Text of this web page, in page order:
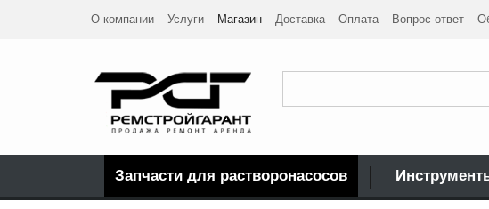
О компании Услуги Магазин Доставка Оплата Вопрос-ответ
Запчасти для растворонасосов